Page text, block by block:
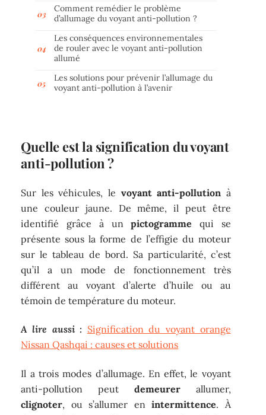
Comment remédier le problème
d’allumage du voyant anti-pollution ?
Les conséquences environnementales
de rouler avec le voyant anti-pollution
allumé
Les solutions pour prévenir l’allumage du
voyant anti-pollution à l’avenir
Quelle est la signification du voyant
anti-pollution ?
Sur les véhicules, le voyant anti-pollution à
une couleur jaune. De même, il peut être
identifié grâce à unpictogramme qui se
présente sous la forme de l’effigie du moteur
sur le tableau de bord. Sa particularité, c’est
qu’il a un mode de fonctionnement très
différent au voyant d’alerte d’huile ou au
témoin de température du moteur.
A lire aussi : Signification du voyant orange
Nissan Qashqai : causes et solutions
Il a trois modes d’allumage. En effet, le voyant
anti-pollution peut demeurerallumer,
clignoter, ou s’allumer enintermittence. À